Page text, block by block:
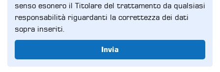
senso esonero il Titolare del trattamento da qualsiasi
responsabilità riguardanti la correttezza dei dati
sopra inseriti.
Invia